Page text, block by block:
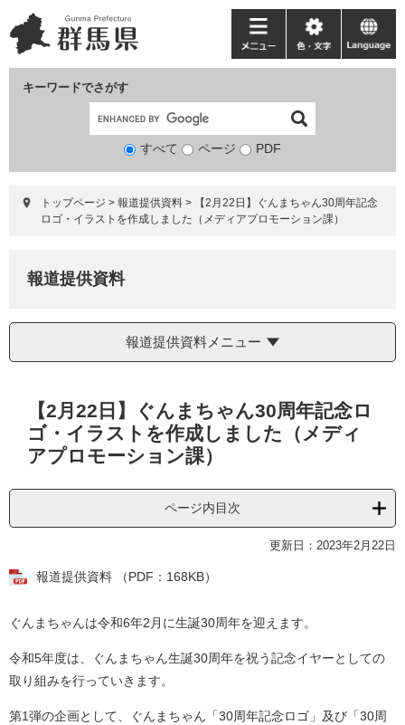
ー
ジ
ニ
ュ
て
キーワードでさがす
検
象
すべて ページ PDF
メ
ニ
ー
色・
文
language
トップページ > 報道提供資料 >
【2月22日】ぐんまちゃん30周年記念
ロゴ・イラストを作成しました（メディアプロモーション課）
報道提供資料
報道提供資料メニュー
【2月22日】ぐんまちゃん30周年記念ロ
ゴ・イラストを作成しました（メディ
アプロモーション課）
ページ内目次
更新日：2023年2月22日
報道提供資料 （PDF：168KB）
ぐんまちゃんは令和6年2月に生誕30周年を迎えます。
令和5年度は、ぐんまちゃん生誕30周年を祝う記念イヤーとしての
取り組みを行っていきます。
第1弾の企画として、ぐんまちゃん「30周年記念ロゴ」及び「30周